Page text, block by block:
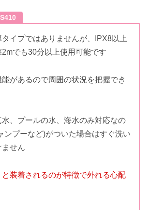
イプではありませんが、IPX8以上
でも30分以上使用可能です
があるので周囲の状況を把握でき
、プールの水、海水のみ対応なの
ンプーなど)がついた場合はすぐ洗い
せん
装着されるのが特徴で外れる心配